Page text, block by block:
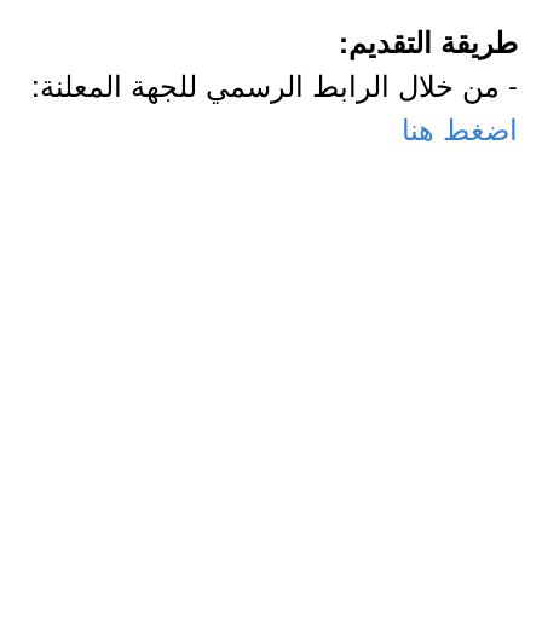
طريقة التقديم:
- من خلال الرابط الرسمي للجهة المعلنة:
اضغط هنا